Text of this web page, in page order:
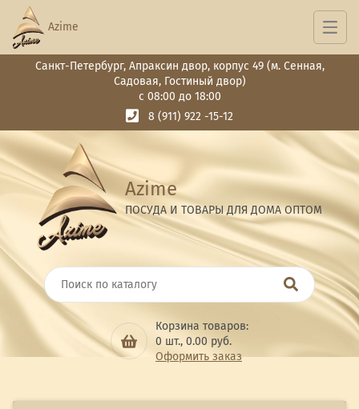
Санкт-Петербург, Апраксин двор, корпус 49 (м. Сенная,
Садовая, Гостиный двор)
с 08:00 до 18:00
8 (911) 922 -15-12
Azime
ПОСУДА И ТОВАРЫ ДЛЯ ДОМА ОПТОМ
Корзина товаров:
0 шт., 0.00 руб.
Оформить заказ
Azime